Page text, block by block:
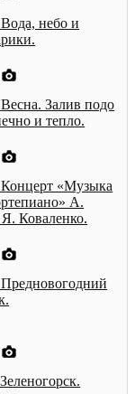
небо и
Залив подо
и тепло.
«Музыка
А.
Коваленко.